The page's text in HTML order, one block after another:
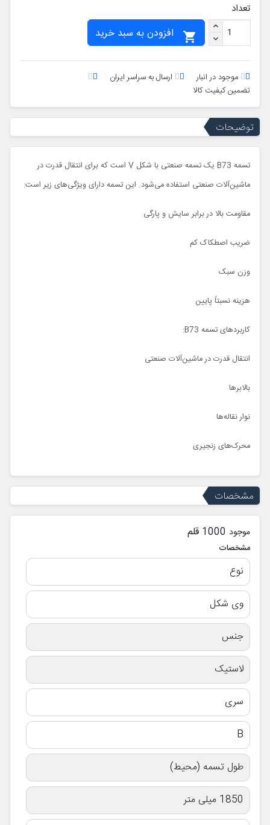
تعداد

موجود در انبار
ارسال به سراسر ایران
تضمین کیفیت کالا
توضیحات
تسمه B73 یک تسمه صنعتی با شکل V است که برای انتقال قدرت در
ماشین‌آلات صنعتی استفاده می‌شود. این تسمه دارای ویژگی‌های زیر است:
مقاومت بالا در برابر سایش و پارگی
ضریب اصطکاک کم
وزن سبک
هزینه نسبتاً پایین
کاربردهای تسمه B73:
انتقال قدرت در ماشین‌آلات صنعتی
بالابرها
نوار نقاله‌ها
محرک‌های زنجیری
مشخصات
موجود 1000 قلم
مشخصات
نوع
وی شکل
جنس
لاستیک
سری
B
طول تسمه (محیط)
1850 میلی متر